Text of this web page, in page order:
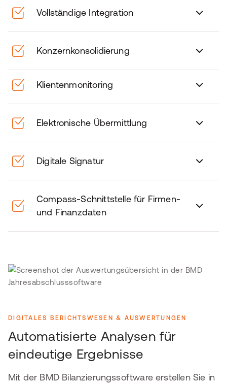
Vollständige Integration
Konzernkonsolidierung
Klientenmonitoring
Elektronische Übermittlung
Digitale Signatur
Compass-Schnittstelle für Firmen-
und Finanzdaten
DIGITALES BERICHTSWESEN & AUSWERTUNGEN
Automatisierte Analysen für
eindeutige Ergebnisse
Mit der BMD Bilanzierungssoftware erstellen Sie in